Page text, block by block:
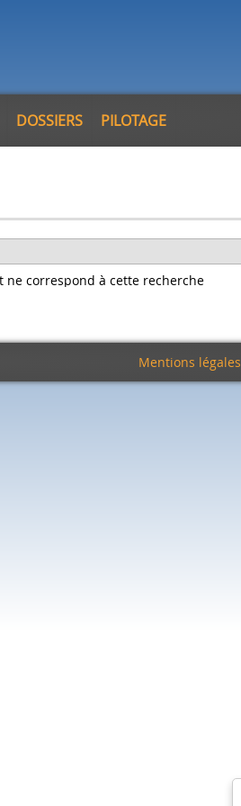
DOSSIERS PILOTAGE
ne correspond à cette recherche
Mentions légales